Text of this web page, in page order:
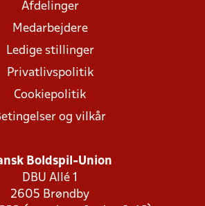
Afdelinger
Medarbejdere
Ledige stillinger
Privatlivspolitik
Cookiepolitik
og vilkår
Boldspil-Union
DBU Allé 1
2605 Brøndby